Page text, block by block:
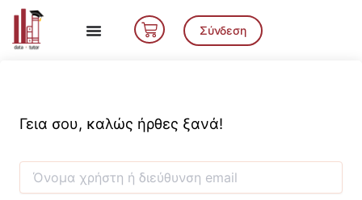
Μετάβαση
περιεχόμενο
Cart Σύνδεση
Γεια σου, καλώς ήρθες ξανά!